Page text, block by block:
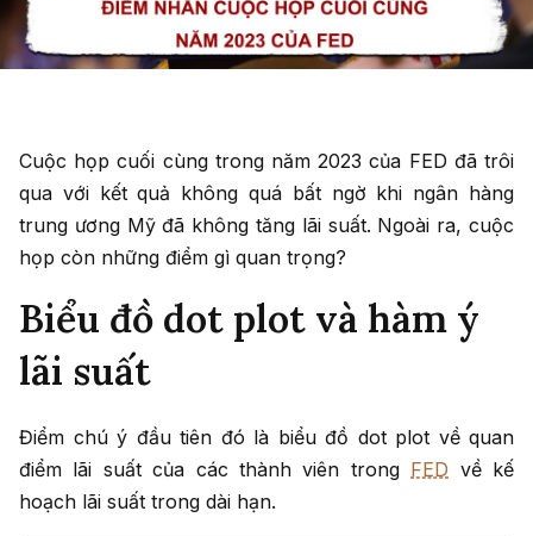
Cuộc họp cuối cùng trong năm 2023 của FED đã trôi
qua với kết quả không quá bất ngờ khi ngân hàng
trung ương Mỹ đã không tăng lãi suất. Ngoài ra, cuộc
họp còn những điểm gì quan trọng?
Biểu đồ dot plot và hàm ý
lãi suất
Điểm chú ý đầu tiên đó là biểu đồ dot plot về quan
điểm lãi suất của các thành viên trong FED về kế
hoạch lãi suất trong dài hạn.